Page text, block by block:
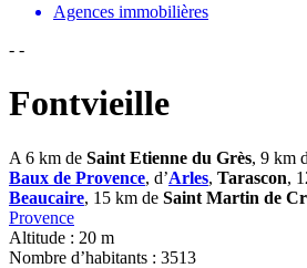
Agences immobilières
- -
Fontvieille
A 6 km de Saint Etienne du Grès, 9 km
Baux de Provence, d’Arles, Tarascon,
Beaucaire, 15 km de Saint Martin de
Provence
Altitude : 20 m
Nombre d’habitants : 3513